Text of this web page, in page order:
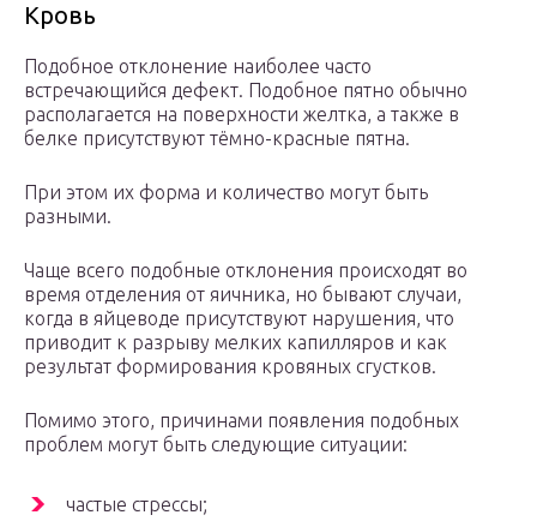
Кровь
Подобное отклонение наиболее часто
встречающийся дефект. Подобное пятно обычно
располагается на поверхности желтка, а также в
белке присутствуют тёмно-красные пятна.
При этом их форма и количество могут быть
разными.
Чаще всего подобные отклонения происходят во
время отделения от яичника, но бывают случаи,
когда в яйцеводе присутствуют нарушения, что
приводит к разрыву мелких капилляров и как
результат формирования кровяных сгустков.
Помимо этого, причинами появления подобных
проблем могут быть следующие ситуации:
частые стрессы;